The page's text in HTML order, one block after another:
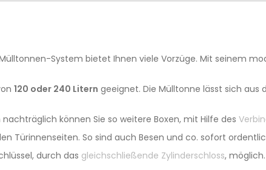
System bietet Ihnen viele Vorzüge. Mit seinem
120 oder 240 Litern geeignet. Die Mülltonne lässt sich aus
nachträglich können Sie so weitere Boxen, mit Hilfe des
Türinnenseiten. So sind auch Besen und co. sofort
durch das gleichschließende Zylinderschloss,